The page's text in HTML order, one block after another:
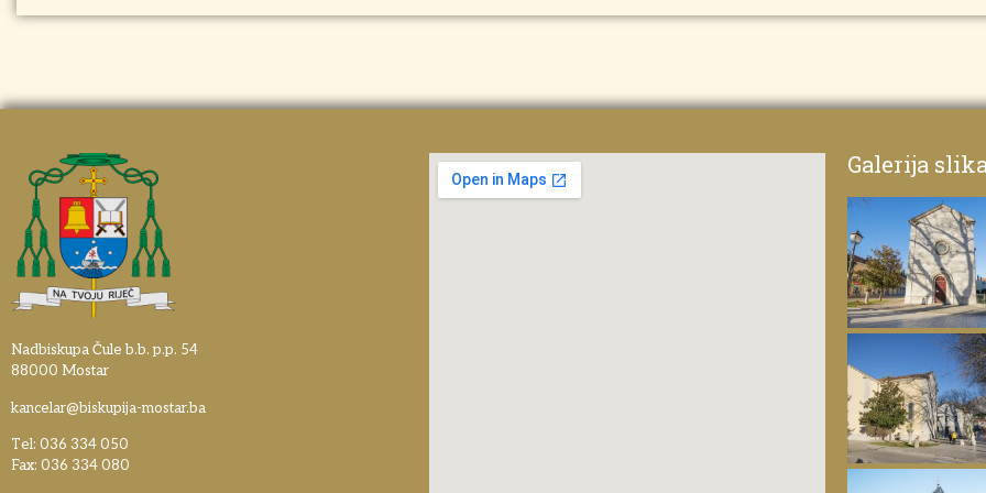
Nadbiskupa Čule b.b. p.p. 54
88000 Mostar
kancelar@biskupija-mostar.ba
Tel: 036 334 050
Fax: 036 334 080
Galerija